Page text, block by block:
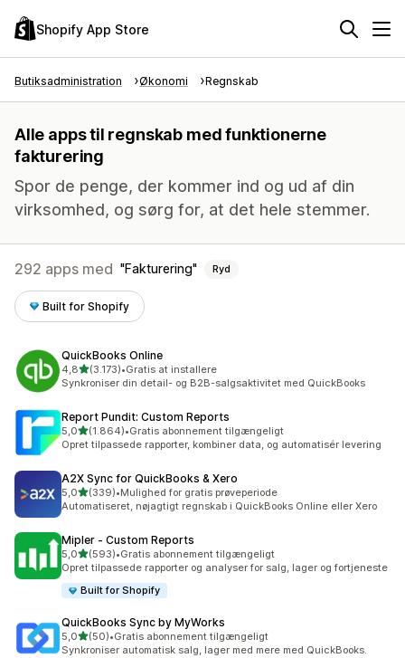
Shopify App Store
Butiksadministration Økonomi Regnskab
Alle apps til regnskab med funktionerne
fakturering
Spor de penge, der kommer ind og ud af din
virksomhed, og sørg for, at det hele stemmer.
292 apps med Fakturering Ryd
Built for Shopify
QuickBooks Online
4,8ud af 5 stjerner
(3.173)
3173 anmeldelser i alt
•Gratis at installere
Synkroniser din detail- og B2B-salgsaktivitet med QuickBooks
Report Pundit: Custom Reports
5,0ud af 5 stjerner
(1.864)
1864 anmeldelser i alt
•Gratis abonnement tilgængeligt
Opret tilpassede rapporter, kombiner data, og automatisér levering
A2X Sync for QuickBooks & Xero
5,0ud af 5 stjerner
(339)
339 anmeldelser i alt
•Mulighed for gratis prøveperiode
Automatiseret, nøjagtigt regnskab i QuickBooks Online eller Xero
Mipler ‑ Custom Reports
5,0ud af 5 stjerner
(593)
593 anmeldelser i alt
•Gratis abonnement tilgængeligt
Opret tilpassede rapporter og analyser for salg, lager og fortjeneste
Built for Shopify
QuickBooks Sync by MyWorks
5,0ud af 5 stjerner
(50)
50 anmeldelser i alt
•Gratis abonnement tilgængeligt
Synkroniser automatisk salg, lager med mere med QuickBooks.